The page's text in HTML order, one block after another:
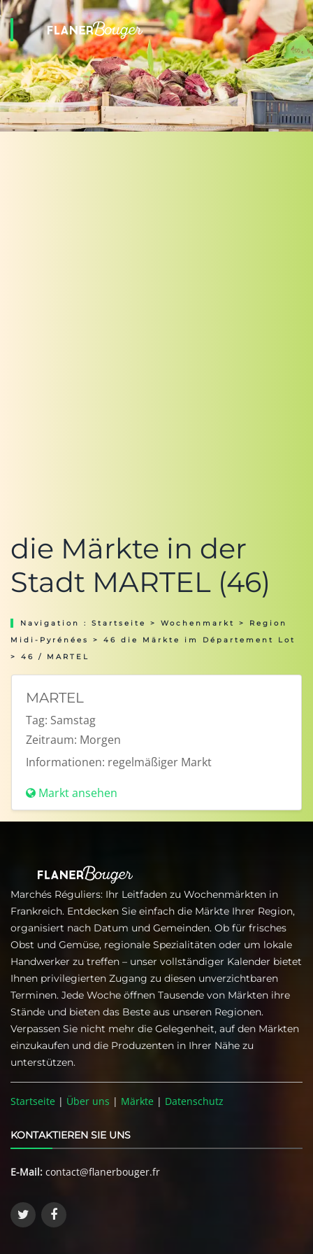
die Märkte in der
Stadt MARTEL (46)
Navigation : Startseite > Wochenmarkt > Region
Midi-Pyrénées
> 46 die Märkte im Département Lot
> 46 / MARTEL
MARTEL
Tag: Samstag
Zeitraum: Morgen
Informationen: regelmäßiger Markt
Markt ansehen
Marchés Réguliers: Ihr Leitfaden zu Wochenmärkten in
Frankreich. Entdecken Sie einfach die Märkte Ihrer Region,
organisiert nach Datum und Gemeinden. Ob für frisches
Obst und Gemüse, regionale Spezialitäten oder um lokale
Handwerker zu treffen – unser vollständiger Kalender bietet
Ihnen privilegierten Zugang zu diesen unverzichtbaren
Terminen. Jede Woche öffnen Tausende von Märkten ihre
Stände und bieten das Beste aus unseren Regionen.
Verpassen Sie nicht mehr die Gelegenheit, auf den Märkten
einzukaufen und die Produzenten in Ihrer Nähe zu
unterstützen.
Startseite | Über uns | Märkte | Datenschutz
KONTAKTIEREN SIE UNS
E-Mail: contact@flanerbouger.fr